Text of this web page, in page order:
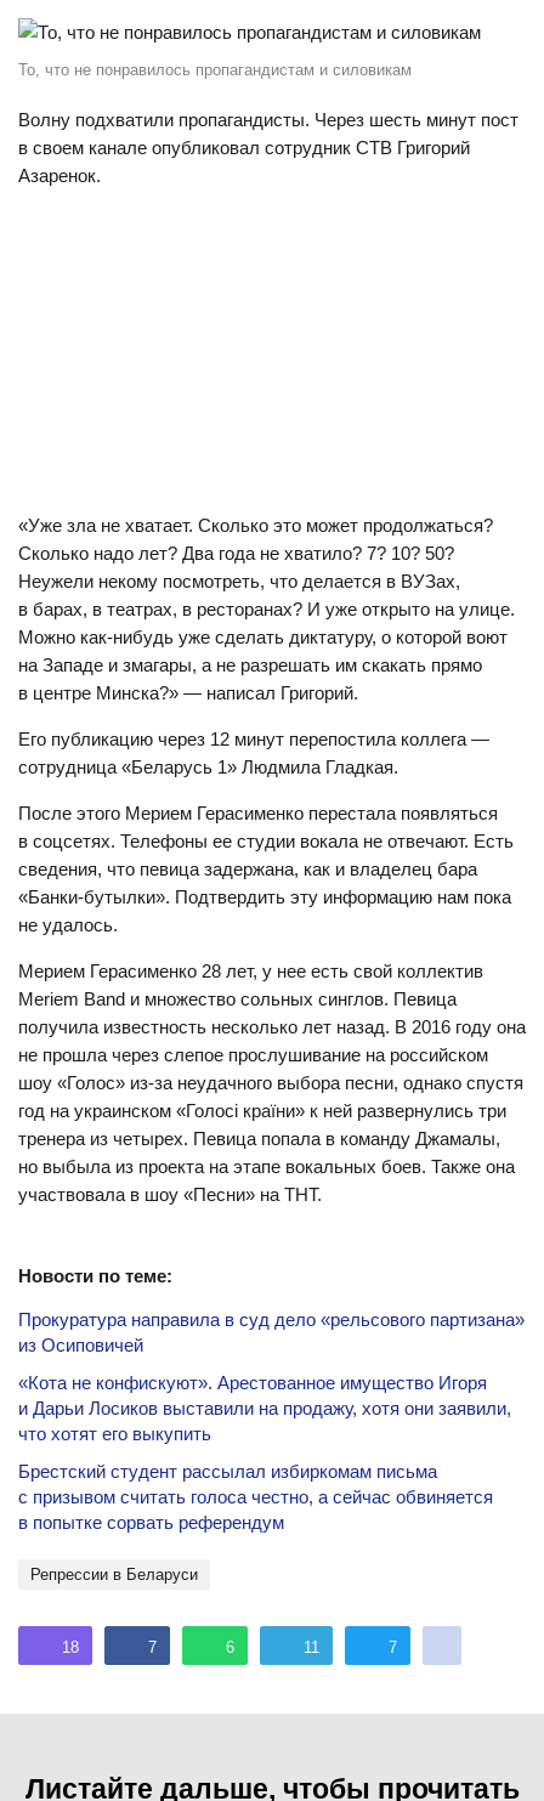
То, что не понравилось пропагандистам и силовикам
Волну подхватили пропагандисты. Через шесть минут пост
в своем канале опубликовал сотрудник СТВ Григорий
Азаренок.
«Уже зла не хватает. Сколько это может продолжаться?
Сколько надо лет? Два года не хватило? 7? 10? 50?
Неужели некому посмотреть, что делается в ВУЗах,
в барах, в театрах, в ресторанах? И уже открыто на улице.
Можно как-нибудь уже сделать диктатуру, о которой воют
на Западе и змагары, а не разрешать им скакать прямо
в центре Минска?» — написал Григорий.
Его публикацию через 12 минут перепостила коллега —
сотрудница «Беларусь 1» Людмила Гладкая.
После этого Мерием Герасименко перестала появляться
в соцсетях. Телефоны ее студии вокала не отвечают. Есть
сведения, что певица задержана, как и владелец бара
«Банки-бутылки». Подтвердить эту информацию нам пока
не удалось.
Мерием Герасименко 28 лет, у нее есть свой коллектив
Meriem Band и множество сольных синглов. Певица
получила известность несколько лет назад. В 2016 году она
не прошла через слепое прослушивание на российском
шоу «Голос» из-за неудачного выбора песни, однако спустя
год на украинском «Голосі країни» к ней развернулись три
тренера из четырех. Певица попала в команду Джамалы,
но выбыла из проекта на этапе вокальных боев. Также она
участвовала в шоу «Песни» на ТНТ.
Новости по теме:
Прокуратура направила в суд дело «рельсового партизана»
из Осиповичей
«Кота не конфискуют». Арестованное имущество Игоря
и Дарьи Лосиков выставили на продажу, хотя они заявили,
что хотят его выкупить
Брестский студент рассылал избиркомам письма
с призывом считать голоса честно, а сейчас обвиняется
в попытке сорвать референдум
репрессии в Беларуси
18 7 6 11 7
Листайте дальше, чтобы прочитать